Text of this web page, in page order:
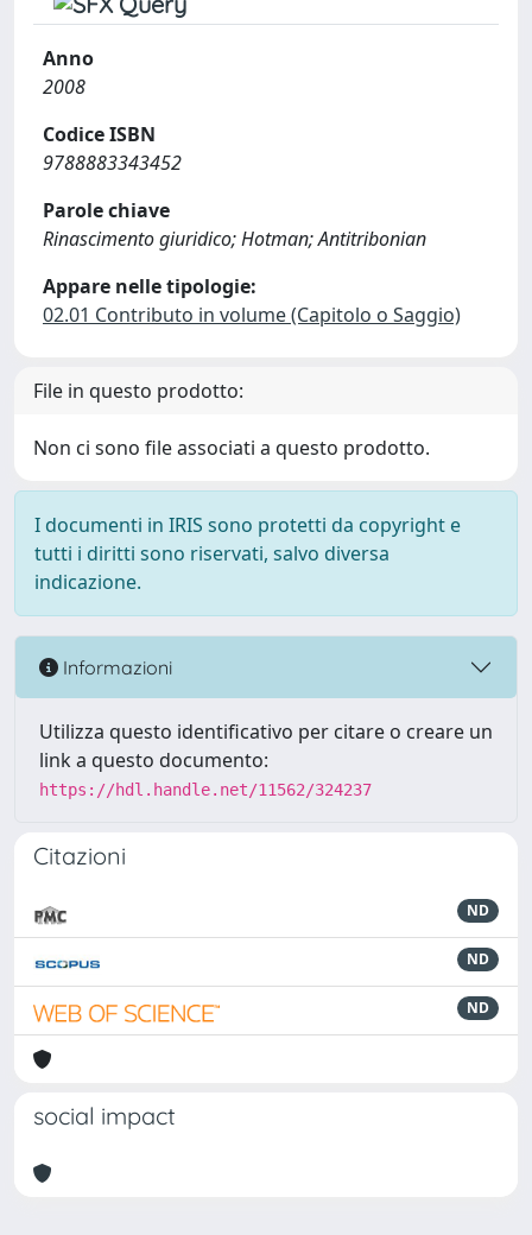
Anno
2008
Codice ISBN
9788883343452
Parole chiave
Rinascimento giuridico; Hotman; Antitribonian
Appare nelle tipologie:
02.01 Contributo in volume (Capitolo o Saggio)
File in questo prodotto:
Non ci sono file associati a questo prodotto.
I documenti in IRIS sono protetti da copyright e
tutti i diritti sono riservati, salvo diversa
indicazione.
Informazioni
Utilizza questo identificativo per citare o creare un
link a questo documento:
https://hdl.handle.net/11562/324237
Citazioni
ND
ND
ND
social impact